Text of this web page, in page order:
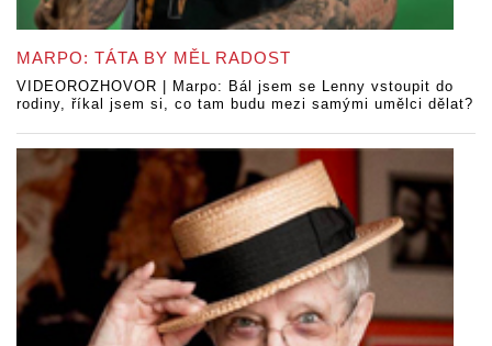
MARPO: TÁTA BY MĚL RADOST
VIDEOROZHOVOR | Marpo: Bál jsem se Lenny vstoupit do
rodiny, říkal jsem si, co tam budu mezi samými umělci dělat?